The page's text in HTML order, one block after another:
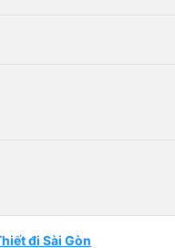
đi Sài Gòn